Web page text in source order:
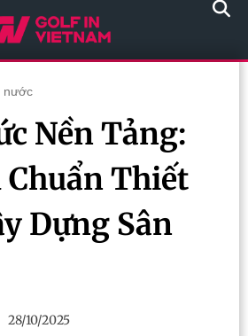
nước
Nền Tảng:
Chuẩn Thiết
Dựng Sân
28/10/2025